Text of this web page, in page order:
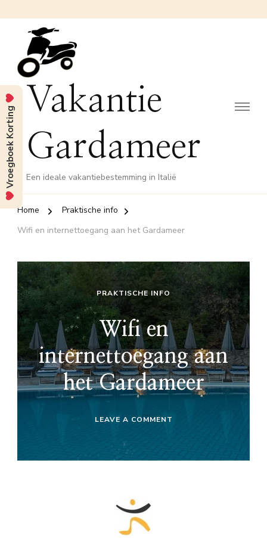
Vakantie
Gardameer
Een ideale vakantiebestemming in Italië
Home
Praktische info
Wifi en internettoegang aan het Gardameer
PRAKTISCHE INFO
Wifi en
internettoegang aan
het Gardameer
LEAVE A COMMENT
AAN
Vroegboek Korting